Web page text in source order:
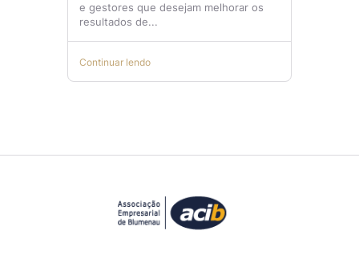
e gestores que desejam melhorar os
resultados de...
Continuar lendo